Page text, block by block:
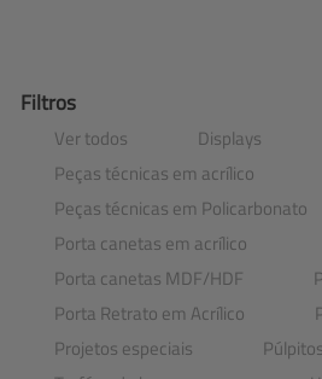
Filtros
Ver todos Displays
Peças técnicas em acrílico
Peças técnicas em Policarbonato
Porta canetas em acrílico
Porta canetas MDF​/​HDF
Porta Retrato em Acrílico
Projetos especiais